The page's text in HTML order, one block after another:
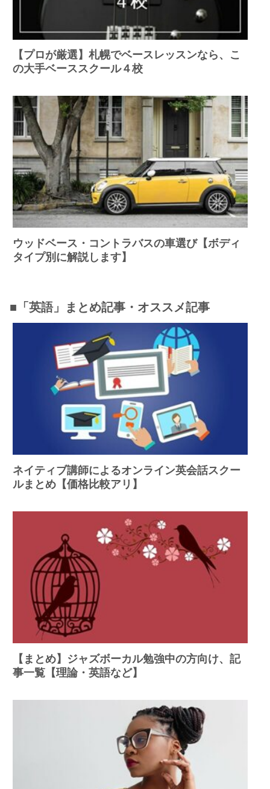
【プロが厳選】札幌でベースレッスンなら、こ
の大手ベーススクール４校
ウッドベース・コントラバスの車選び【ボディ
タイプ別に解説します】
■「英語」まとめ記事・オススメ記事
ネイティブ講師によるオンライン英会話スクー
ルまとめ【価格比較アリ】
【まとめ】ジャズボーカル勉強中の方向け、記
事一覧【理論・英語など】